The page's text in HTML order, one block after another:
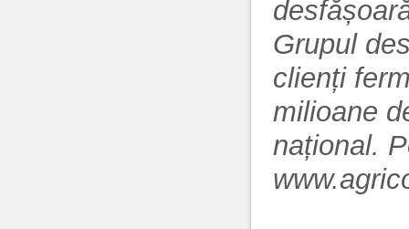
Grupul
clienți
milioane
național.